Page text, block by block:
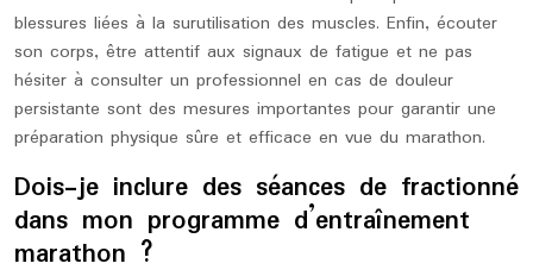
blessures liées à la surutilisation des muscles. Enfin, écouter
son corps, être attentif aux signaux de fatigue et ne pas
hésiter à consulter un professionnel en cas de douleur
persistante sont des mesures importantes pour garantir une
préparation physique sûre et efficace en vue du marathon.
Dois-je inclure des séances de fractionné
dans mon programme d’entraînement
marathon ?